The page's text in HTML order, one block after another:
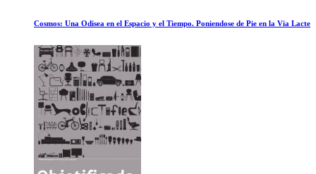
Cosmos: Una Odisea en el Espacio y el Tiempo. Poniendose de Pie en la Via Lactea